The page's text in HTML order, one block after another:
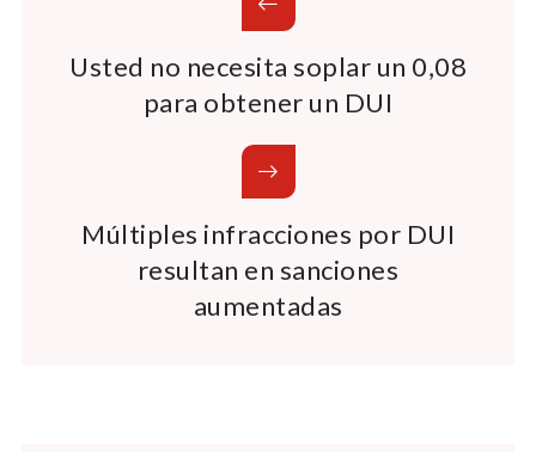
Usted no necesita soplar un 0,08
para obtener un DUI
Múltiples infracciones por DUI
resultan en sanciones
aumentadas